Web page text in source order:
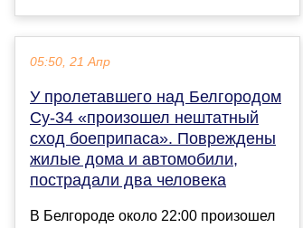
05:50, 21 Апр
У пролетавшего над Белгородом
Су-34 «произошел нештатный
сход боеприпаса». Повреждены
жилые дома и автомобили,
пострадали два человека
В Белгороде около 22:00 произошел